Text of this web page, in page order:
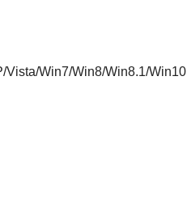
Vista/Win7/Win8/Win8.1/Win10